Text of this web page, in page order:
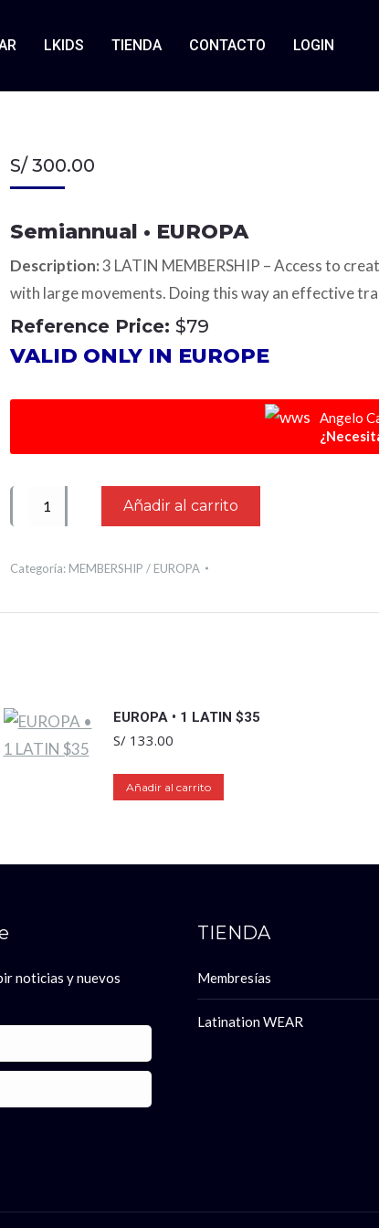
LKIDS TIENDA CONTACTO LOGIN
S/300.00
Semiannual • EUROPA
Description:3 LATIN MEMBERSHIP – Access to
with large movements. Doing this way an effective
Reference Price: $79
VALID ONLY IN EUROPE
Angelo
EUROPA
•
$79
Añadir al carrito
Categoría: MEMBERSHIP / EUROPA
EUROPA • 1 LATIN $35
S/133.00
Añadir al carrito
noticias y nuevos
TIENDA
Membresías
Latination WEAR